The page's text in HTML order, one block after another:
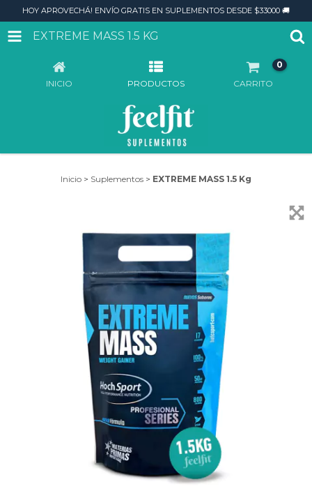
HOY APROVECHÁ! ENVÍO GRATIS EN SUPLEMENTOS DESDE $33000 🚚
EXTREME MASS 1.5 KG
INICIO PRODUCTOS CARRITO
0
Inicio > Suplementos > EXTREME MASS 1.5 Kg